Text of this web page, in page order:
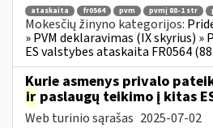
ataskaita fr0564 pvm pvmį 88-1 str
Mokesčių žinyno kategorijos:
» PVM deklaravimas (IX skyrius)
ES valstybes ataskaita FR0564
Kurie asmenys privalo
ir paslaugų teikimo į kitas
Web turinio sąrašas 2025-07-02